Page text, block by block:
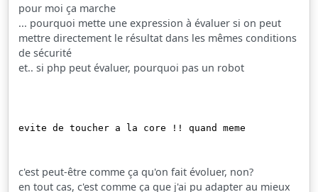
pour moi ça marche
... pourquoi mette une expression à évaluer si on peut
mettre directement le résultat dans les mêmes conditions
de sécurité
et.. si php peut évaluer, pourquoi pas un robot
evite de toucher a la core !! quand meme
c'est peut-être comme ça qu'on fait évoluer, non?
en tout cas, c'est comme ça que j'ai pu adapter au mieux